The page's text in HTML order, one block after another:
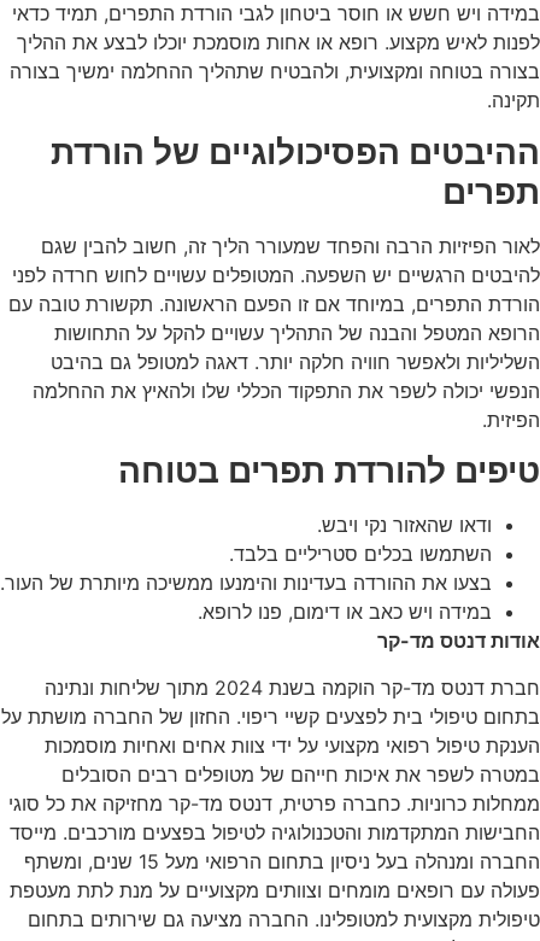
במידה ויש חשש או חוסר ביטחון לגבי הורדת התפרים, תמיד כדאי
לפנות לאיש מקצוע. רופא או אחות מוסמכת יוכלו לבצע את ההליך
בצורה בטוחה ומקצועית, ולהבטיח שתהליך ההחלמה ימשיך בצורה
תקינה.
ההיבטים הפסיכולוגיים של הורדת
תפרים
לאור הפיזיות הרבה והפחד שמעורר הליך זה, חשוב להבין שגם
להיבטים הרגשיים יש השפעה. המטופלים עשויים לחוש חרדה לפני
הורדת התפרים, במיוחד אם זו הפעם הראשונה. תקשורת טובה עם
הרופא המטפל והבנה של התהליך עשויים להקל על התחושות
השליליות ולאפשר חוויה חלקה יותר. דאגה למטופל גם בהיבט
הנפשי יכולה לשפר את התפקוד הכללי שלו ולהאיץ את ההחלמה
הפיזית.
טיפים להורדת תפרים בטוחה
ודאו שהאזור נקי ויבש.
השתמשו בכלים סטריליים בלבד.
בצעו את ההורדה בעדינות והימנעו ממשיכה מיותרת של העור.
במידה ויש כאב או דימום, פנו לרופא.
אודות דנטס מד-קר
חברת דנטס מד-קר הוקמה בשנת 2024 מתוך שליחות ונתינה
בתחום טיפולי בית לפצעים קשיי ריפוי. החזון של החברה מושתת על
הענקת טיפול רפואי מקצועי על ידי צוות אחים ואחיות מוסמכות
במטרה לשפר את איכות חייהם של מטופלים רבים הסובלים
ממחלות כרוניות. כחברה פרטית, דנטס מד-קר מחזיקה את כל סוגי
החבישות המתקדמות והטכנולוגיה לטיפול בפצעים מורכבים. מייסד
החברה ומנהלה בעל ניסיון בתחום הרפואי מעל 15 שנים, ומשתף
פעולה עם רופאים מומחים וצוותים מקצועיים על מנת לתת מעטפת
טיפולית מקצועית למטופלינו. החברה מציעה גם שירותים בתחום